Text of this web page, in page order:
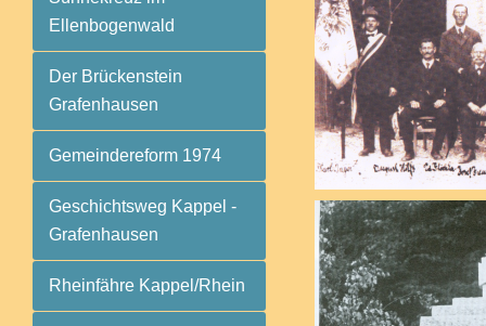
Ellenbogenwald
Der Brückenstein
Grafenhausen
Gemeindereform 1974
Geschichtsweg Kappel -
Grafenhausen
Rheinfähre Kappel/Rhein